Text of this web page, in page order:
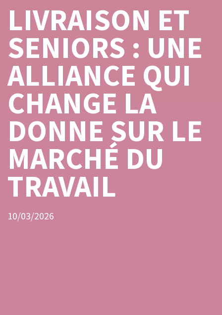
LIVRAISON ET
SENIORS : UNE
ALLIANCE QUI
CHANGE LA
DONNE SUR LE
MARCHÉ DU
TRAVAIL
10/03/2026